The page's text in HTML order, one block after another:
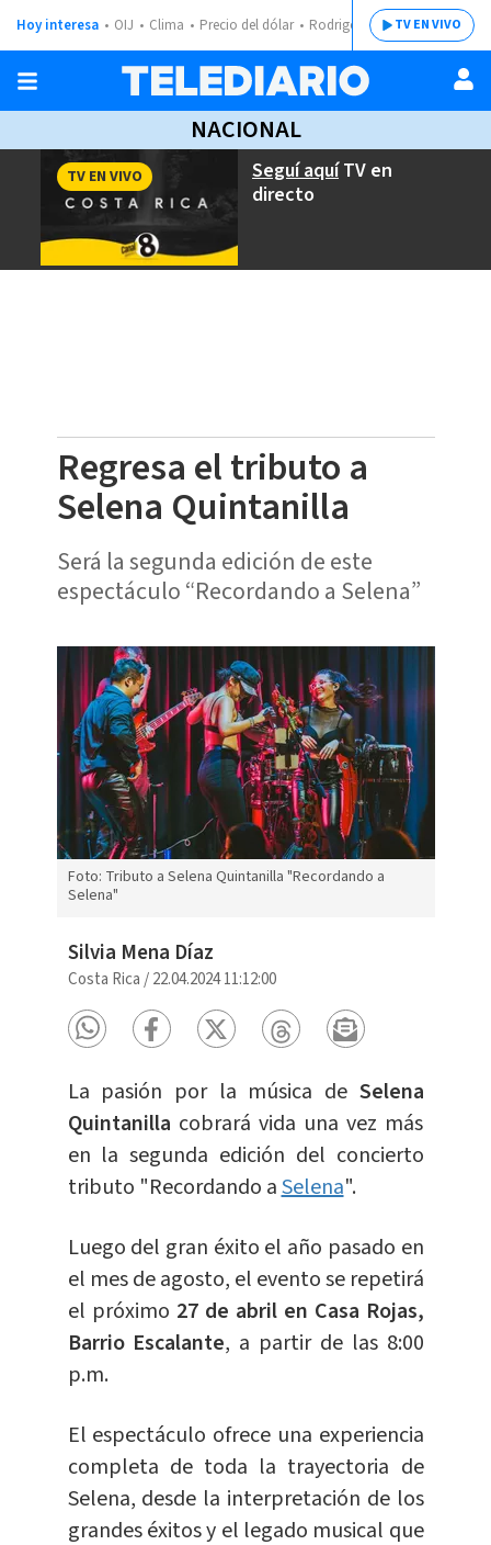
Hoy interesa OIJ Clima Precio del dólar Rodrigo ChavesTV EN VIVO
NACIONAL
Seguí aquíTV en
directo
TV EN VIVO
Regresa el tributo a
Selena Quintanilla
Será la segunda edición de este
espectáculo “Recordando a Selena”
Foto: Tributo a Selena Quintanilla "Recordando a
Selena"
Silvia Mena Díaz
Costa Rica /22.04.2024 11:12:00
La pasión por la música de Selena
Quintanilla cobrará vida una vez más
en la segunda edición del concierto
tributo "Recordando aSelena".
Luego del gran éxito el año pasado en
el mes de agosto, el evento se repetirá
el próximo 27 de abril en Casa Rojas,
Barrio Escalante, a partir de las 8:00
p.m.
El espectáculo ofrece una experiencia
completa de toda la trayectoria de
Selena, desde la interpretación de los
grandes éxitos y el legado musical que